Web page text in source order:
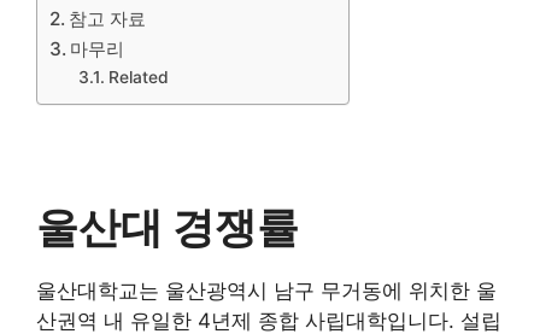
참고 자료
마무리
Related
울산대 경쟁률
울산대학교는 울산광역시 남구 무거동에 위치한 울
산권역 내 유일한 4년제 종합 사립대학입니다. 설립